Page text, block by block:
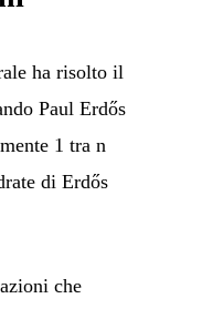
ha risolto il
Paul Erdős
1 tra n
di Erdős
che